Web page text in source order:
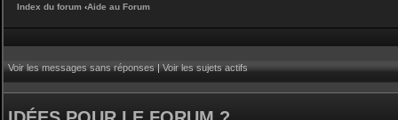
Index du forum ‹Aide au Forum
Voir les messages sans réponses|Voir les sujets actifs